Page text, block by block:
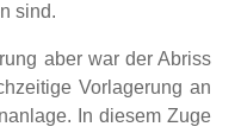
sind.
aber war der Abriss
Vorlagerung an
In diesem Zuge